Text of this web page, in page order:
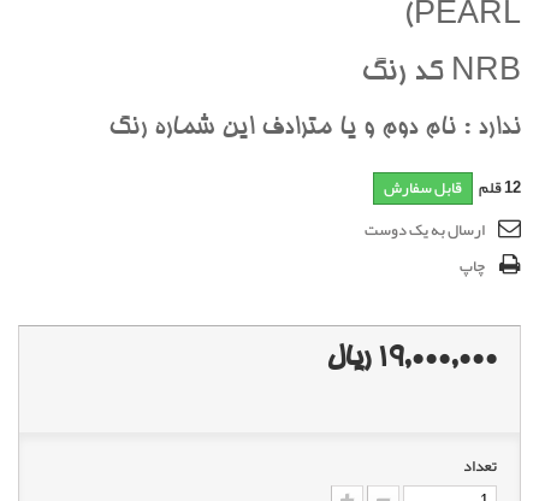
PEARL)
NRB کد رنگ
ندارد : نام دوم و يا مترادف اين شماره رنگ
12قلم قابل سفارش
ارسال به یک دوست
چاپ
19,000,000 ریال
تعداد